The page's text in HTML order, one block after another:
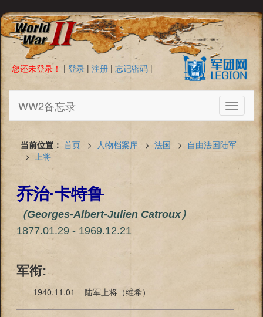
您还未登录！ | 登录 | 注册 | 忘记密码 |
Toggle
WW2备忘录
当前位置： 首页 > 人物档案库 > 法国 > 自由法国陆军
>
上将
乔治·卡特鲁
（Georges-Albert-Julien Catroux）
1877.01.29 - 1969.12.21
军衔:
1940.11.01 陆军上将（维希）